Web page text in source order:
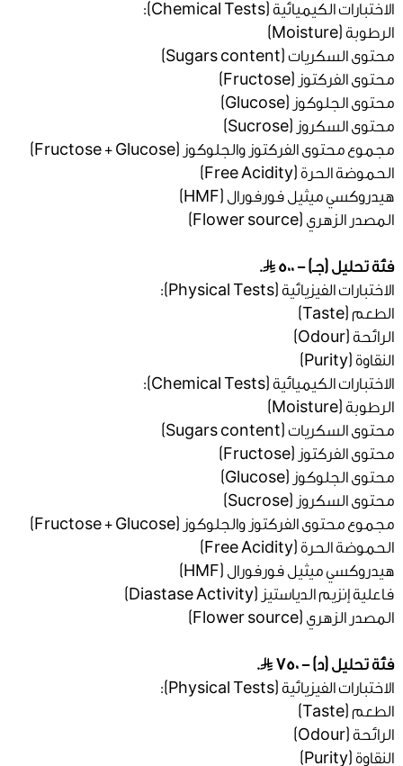
الاختبارات الكيميائية (Chemical Tests):
الرطوبة (Moisture)
محتوى السكريات (Sugars content)
محتوى الفركتوز (Fructose)
محتوى الجلوكوز (Glucose)
محتوى السكروز (Sucrose)
مجموع محتوى الفركتوز والجلوكوز (Fructose + Glucose)
الحموضة الحرة (Free Acidity)
هيدروكسي ميثيل فورفورال (HMF)
المصدر الزهري (Flower source)
فئة تحليل (جـ) - 500
.
الاختبارات الفيزيائية (Physical Tests):
الطعم (Taste)
الرائحة (Odour)
النقاوة (Purity)
الاختبارات الكيميائية (Chemical Tests):
الرطوبة (Moisture)
محتوى السكريات (Sugars content)
محتوى الفركتوز (Fructose)
محتوى الجلوكوز (Glucose)
محتوى السكروز (Sucrose)
مجموع محتوى الفركتوز والجلوكوز (Fructose + Glucose)
الحموضة الحرة (Free Acidity)
هيدروكسي ميثيل فورفورال (HMF)
فاعلية إنزيم الدياستيز (Diastase Activity)
المصدر الزهري (Flower source)
فئة تحليل (د) - 750
.
الاختبارات الفيزيائية (Physical Tests):
الطعم (Taste)
الرائحة (Odour)
النقاوة (Purity)